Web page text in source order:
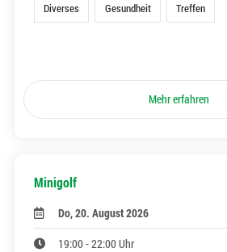
Diverses Gesundheit Treffen
Mehr erfahren
Minigolf
Do, 20. August 2026
19:00 - 22:00 Uhr